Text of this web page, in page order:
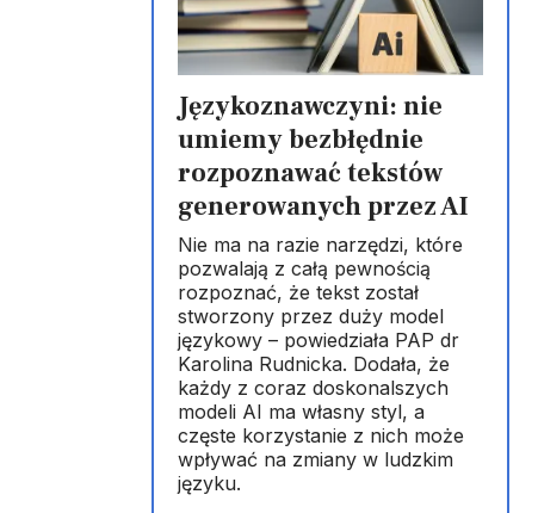
Językoznawczyni: nie
umiemy bezbłędnie
rozpoznawać tekstów
generowanych przez AI
Nie ma na razie narzędzi, które
pozwalają z całą pewnością
rozpoznać, że tekst został
stworzony przez duży model
językowy – powiedziała PAP dr
Karolina Rudnicka. Dodała, że
każdy z coraz doskonalszych
modeli AI ma własny styl, a
częste korzystanie z nich może
wpływać na zmiany w ludzkim
języku.